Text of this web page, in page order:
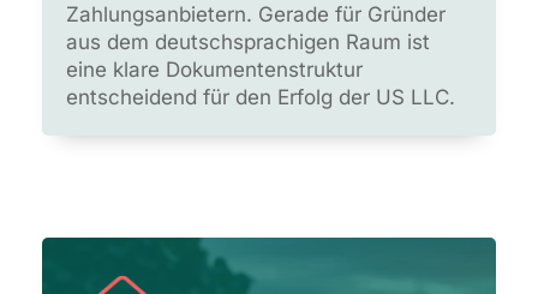
Zahlungsanbietern. Gerade für Gründer
aus dem deutschsprachigen Raum ist
eine klare Dokumentenstruktur
entscheidend für den Erfolg der US LLC.